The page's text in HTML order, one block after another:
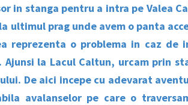
in stanga pentru a intra pe Valea
ultimul prag unde avem o panta
reprezenta o problema in caz de
Ajunsi la Lacul Caltun, urcam prin
De aici incepe cu adevarat
avalanselor pe care o